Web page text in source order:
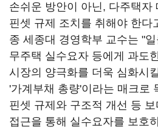
손쉬운 방안이 아닌, 다주택자
핀셋 규제 조치를 취해야 한다
종 세종대 경영학부 교수는 "
무주택 실수요자 등에게 과도
시장의 양극화를 더욱 심화시
'가계부채 총량'이라는 매크로
핀셋 규제와 구조적 개선 등
접근을 통해 실수요자를 보호